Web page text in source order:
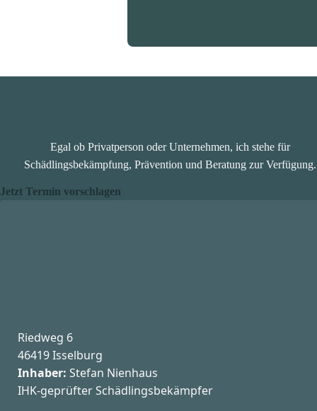
Egal ob Privatperson oder Unternehmen, ich stehe für
Schädlingsbekämpfung, Prävention und Beratung zur Verfügung.
Jetzt Termin vorschlagen
Startseite Schädlingsbekämpfung Nienhaus
Riedweg 6
46419 Isselburg
Inhaber: Stefan Nienhaus
IHK-geprüfter Schädlingsbekämpfer